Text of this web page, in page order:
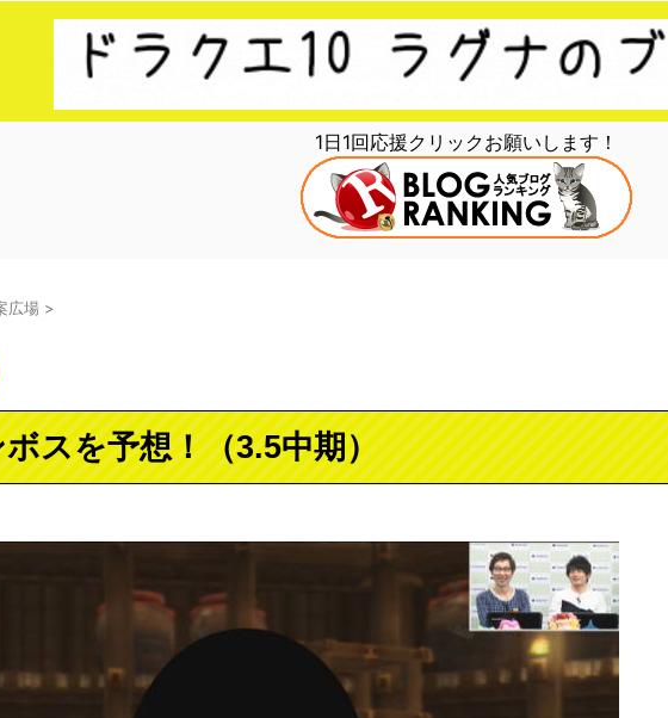
1日1回応援クリックお願いします！
広場 >
スを予想！（3.5中期）